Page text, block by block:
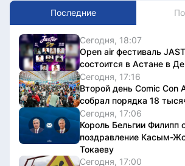
Последние
Сегодня, 18:07
Open air фестиваль
состоится в Астане в
Сегодня, 17:16
Второй день Comic Con
собрал порядка 18
Сегодня, 17:06
Король Бельгии Филипп
поздравление Касым-
Токаеву
Сегодня, 17:00